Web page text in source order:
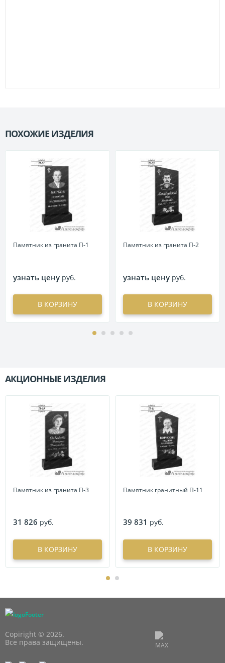
ПОХОЖИЕ ИЗДЕЛИЯ
Памятник из гранита П-1
узнать цену руб.
В КОРЗИНУ
Памятник из гранита П-2
узнать цену руб.
В КОРЗИНУ
АКЦИОННЫЕ ИЗДЕЛИЯ
Памятник из гранита П-3
31 826 руб.
В КОРЗИНУ
Памятник гранитный П-11
39 831 руб.
В КОРЗИНУ
Copiright © 2026.
Все права защищены.